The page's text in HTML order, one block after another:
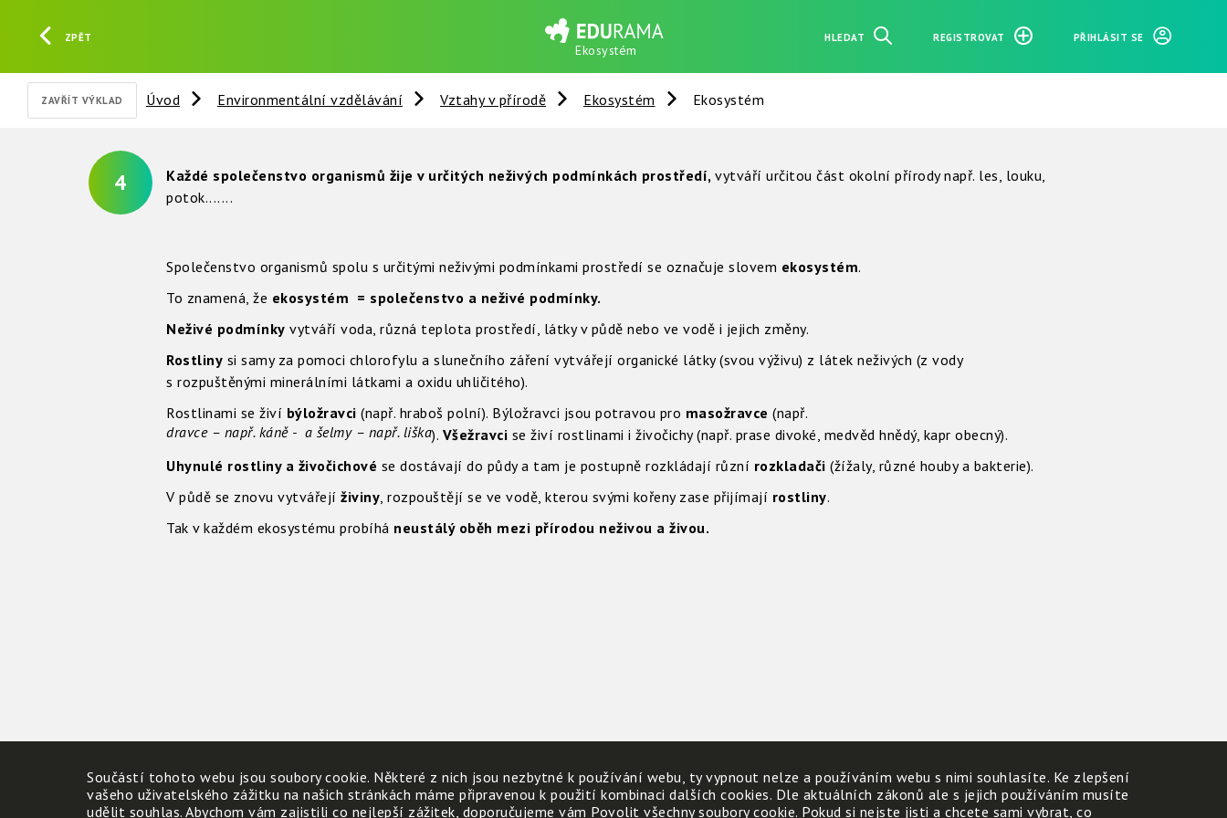
ZPĚT
Ekosystém
HLEDAT REGISTROVAT PŘIHLÁSIT SE
ZAVŘÍT VÝKLAD Úvod Environmentální vzdělávání Vztahy v přírodě Ekosystém Ekosystém
4 Každé společenstvo organismů žije v určitých neživých podmínkách prostředí, vytváří určitou část okolní přírody např. les, louku,
potok.......
Společenstvo organismů spolu s určitými neživými podmínkami prostředí se označuje slovem ekosystém.
To znamená, že ekosystém = společenstvo a neživé podmínky.
Neživé podmínky vytváří voda, různá teplota prostředí, látky v půdě nebo ve vodě i jejich změny.
Rostliny si samy za pomoci chlorofylu a slunečního záření vytvářejí organické látky (svou výživu) z látek neživých (z vody
s rozpuštěnými minerálními látkami a oxidu uhličitého).
Rostlinami se živí býložravci (např. hraboš polní). Býložravci jsou potravou pro masožravce (např.
dravce – např. káně - a šelmy – např. liška). Všežravci se živí rostlinami i živočichy (např. prase divoké, medvěd hnědý, kapr obecný).
Uhynulé rostliny a živočichové se dostávají do půdy a tam je postupně rozkládají různí rozkladači (žížaly, různé houby a bakterie).
V půdě se znovu vytvářejí živiny, rozpouštějí se ve vodě, kterou svými kořeny zase přijímají rostliny.
Tak v každém ekosystému probíhá neustálý oběh mezi přírodou neživou a živou.
Součástí tohoto webu jsou soubory cookie. Některé z nich jsou nezbytné k používání webu, ty vypnout nelze a používáním webu s nimi souhlasíte. Ke zlepšení
vašeho uživatelského zážitku na našich stránkách máme připravenou k použití kombinaci dalších cookies. Dle aktuálních zákonů ale s jejich používáním musíte
udělit souhlas. Abychom vám zajistili co nejlepší zážitek, doporučujeme vám Povolit všechny soubory cookie. Pokud si nejste jisti a chcete sami vybrat, co